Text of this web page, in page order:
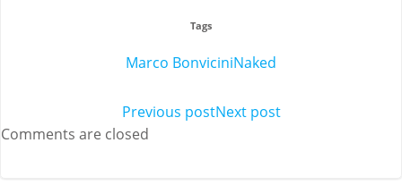
Tags
Marco BonviciniNaked
Post
Previous postPost
Next post
Comments are closed